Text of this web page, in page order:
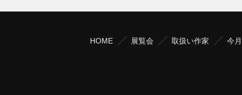
HOME 展覧会 取扱い作家 今